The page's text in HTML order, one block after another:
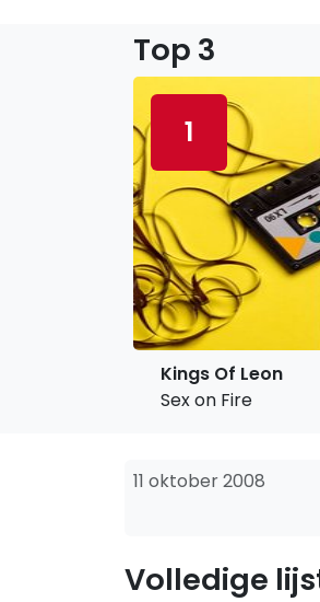
Top 3
1
Kings Of Leon
Sex on Fire
11 oktober 2008
Volledige